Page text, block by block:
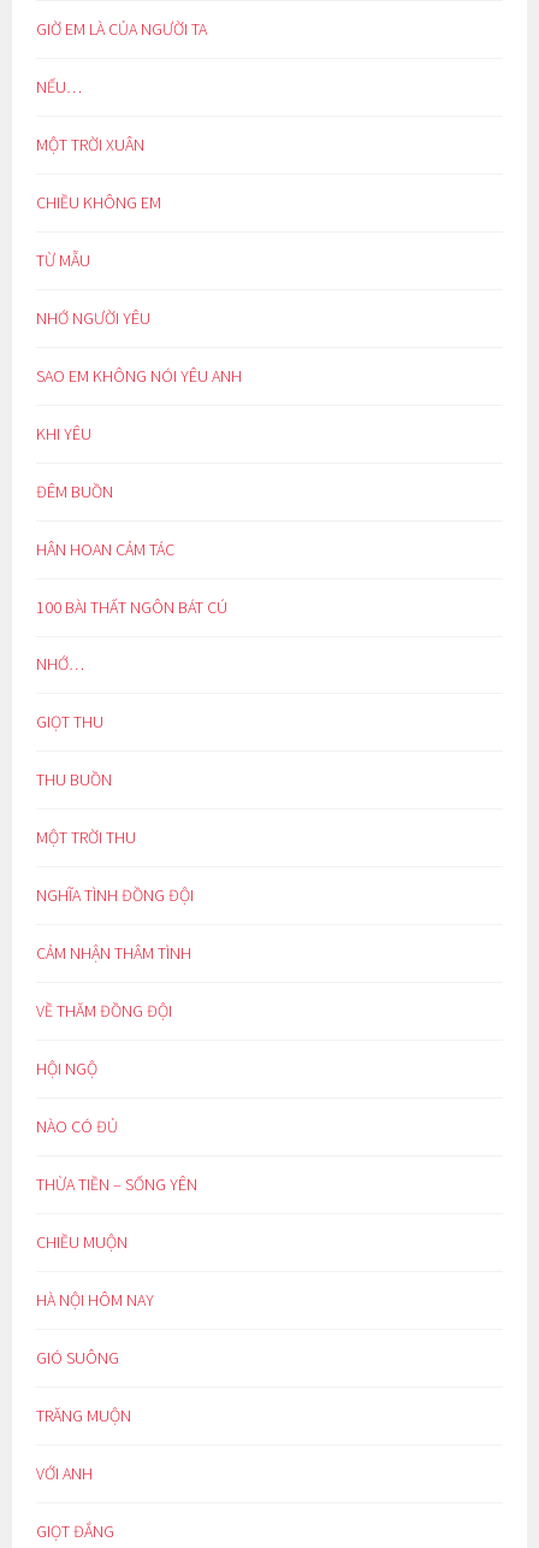
GIỜ EM LÀ CỦA NGƯỜI TA
NẾU…
MỘT TRỜI XUÂN
CHIỀU KHÔNG EM
TỪ MẪU
NHỚ NGƯỜI YÊU
SAO EM KHÔNG NÓI YÊU ANH
KHI YÊU
ĐÊM BUỒN
HÂN HOAN CẢM TÁC
100 BÀI THẤT NGÔN BÁT CÚ
NHỚ…
GIỌT THU
THU BUỒN
MỘT TRỜI THU
NGHĨA TÌNH ĐỒNG ĐỘI
CẢM NHẬN THÂM TÌNH
VỀ THĂM ĐỒNG ĐỘI
HỘI NGỘ
NÀO CÓ ĐỦ
THỪA TIỀN – SỐNG YÊN
CHIỀU MUỘN
HÀ NỘI HÔM NAY
GIÓ SUÔNG
TRĂNG MUỘN
VỚI ANH
GIỌT ĐẮNG